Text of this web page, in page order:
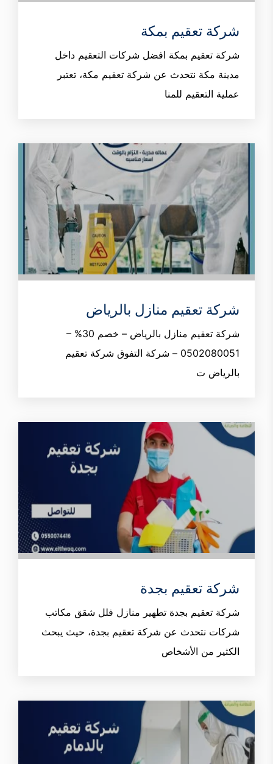
شركة تعقيم بمكة
شركة تعقيم بمكة افضل شركات التعقيم داخل
مدينة مكة نتحدث عن شركة تعقيم مكة، تعتبر
عملية التعقيم للمنا
شركة تعقيم منازل بالرياض‎
شركة تعقيم منازل بالرياض – خصم 30% –
0502080051 – شركة التفوق شركة تعقيم
بالرياض ت
شركة تعقيم بجدة
شركة تعقيم بجدة تطهير منازل فلل شقق مكاتب
شركات نتحدث عن شركة تعقيم بجدة، حيث يبحث
الكثير من الأشخاص